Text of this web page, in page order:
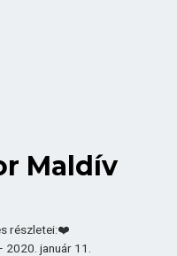
Maldív
részletei:❤️
január 11.